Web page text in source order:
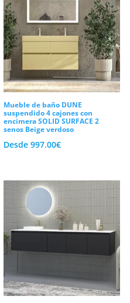
Mueble de baño DUNE
suspendido 4 cajones con
encimera SOLID SURFACE 2
senos Beige verdoso
Desde997.00€